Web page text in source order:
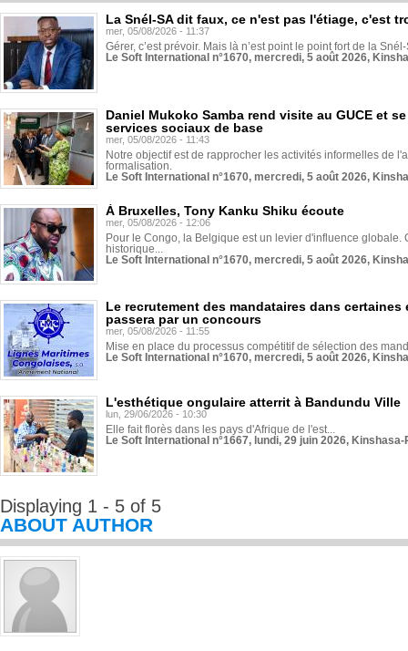
La Snél-SA dit faux, ce n'est pas l'étiage, c'est
mer, 05/08/2026 - 11:37
Gérer, c’est prévoir. Mais là n’est point le point fort de la
Le Soft International n°1670, mercredi, 5 août 2026,
Daniel Mukoko Samba rend visite au GUCE et
services sociaux de base
mer, 05/08/2026 - 11:43
Notre objectif est de rapprocher les activités informelles de
formalisation.
Le Soft International n°1670, mercredi, 5 août 2026,
À Bruxelles, Tony Kanku Shiku écoute
mer, 05/08/2026 - 12:06
Pour le Congo, la Belgique est un levier d'influence globale.
historique...
Le Soft International n°1670, mercredi, 5 août 2026,
Le recrutement des mandataires dans
passera par un concours
mer, 05/08/2026 - 11:55
Mise en place du processus compétitif de sélection des
Le Soft International n°1670, mercredi, 5 août 2026,
L'esthétique ongulaire atterrit à Bandundu Ville
lun, 29/06/2026 - 10:30
Elle fait florès dans les pays d'Afrique de l'est...
Le Soft International n°1667, lundi, 29 juin 2026,
Displaying 1 - 5 of 5
ABOUT AUTHOR